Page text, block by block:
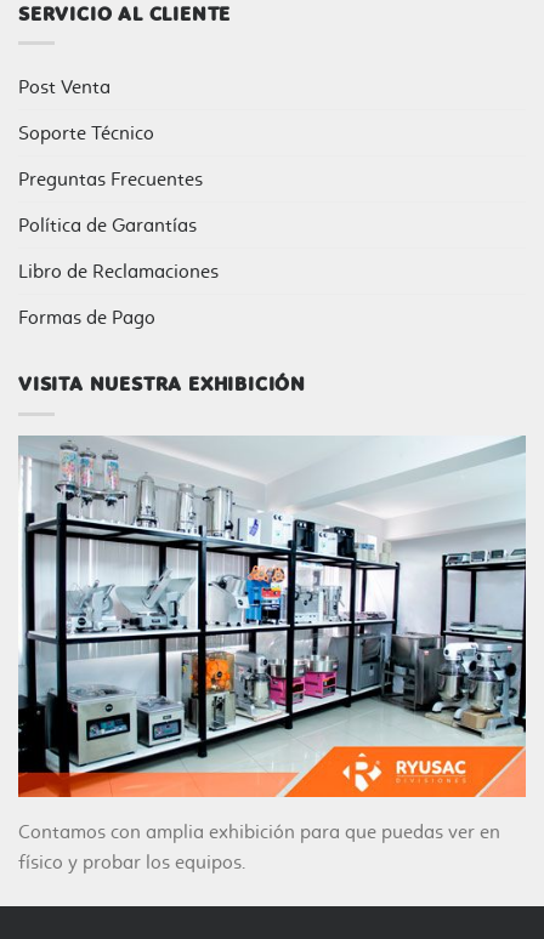
SERVICIO AL CLIENTE
Post Venta
Soporte Técnico
Preguntas Frecuentes
Política de Garantías
Libro de Reclamaciones
Formas de Pago
VISITA NUESTRA EXHIBICIÓN
Contamos con amplia exhibición para que puedas ver en
físico y probar los equipos.